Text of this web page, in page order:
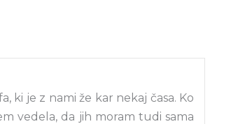
ki je z nami že kar nekaj časa. Ko
vedela, da jih moram tudi sama